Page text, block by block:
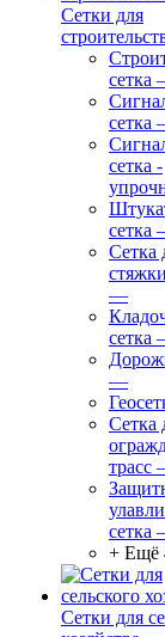
Сетки для
сетка
сетка
сетка -
сетка
Сетка
—
сетка
—
Сетка
трасс
сетка
+ Ещё
Сетки для